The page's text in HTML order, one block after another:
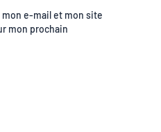
e-mail et mon site
mon prochain